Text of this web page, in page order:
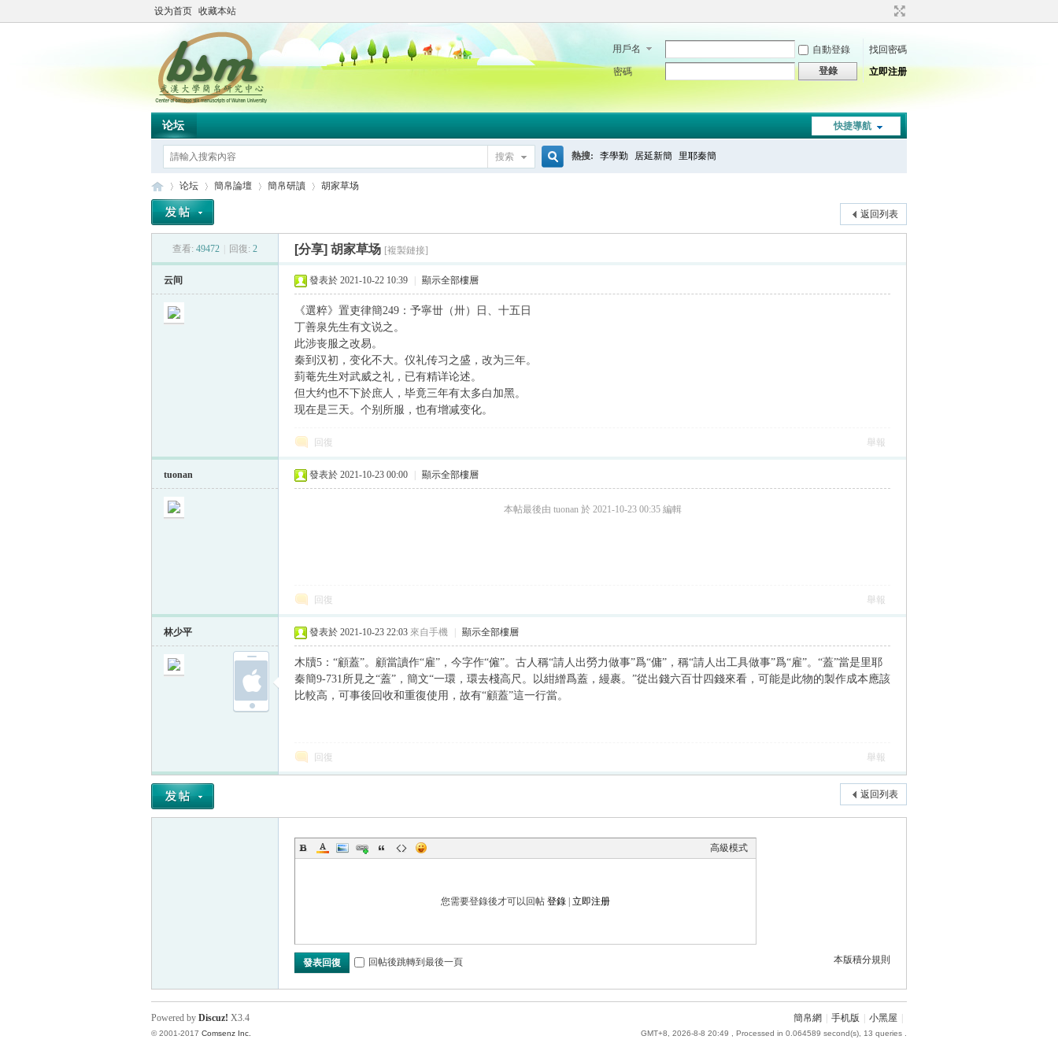
设为首页 收藏本站
用戶名 自動登錄
找回密碼
密碼
登錄 立即注册
快捷導航
论坛
搜索 熱搜: 李學勤 居延新簡 里耶秦簡
论坛
›
簡帛論壇
›
簡帛研讀
›
胡家草场
返回列表
查看: 49472 回復: 2 [分享] 胡家草场 [複製鏈接]
云间 發表於 2021-10-22 10:39 顯示全部樓層
《選粹》置吏律簡249：予寧丗（卅）日、十五日
丁善泉先生有文说之。
此涉丧服之改易。
秦到汉初，变化不大。仪礼传习之盛，改为三年。
菿菴先生对武威之礼，已有精详论述。
但大约也不下於庶人，毕竟三年有太多白加黑。
现在是三天。个别所服，也有增减变化。
回復 舉報
tuonan 發表於 2021-10-23 00:00 顯示全部樓層
本帖最後由 tuonan 於 2021-10-23 00:35 編輯
回復 舉報
林少平 發表於 2021-10-23 22:03 來自手機 顯示全部樓層
木牘5：“顧蓋”。顧當讀作“雇”，今字作“僱”。古人稱“請人出勞力做事”爲“傭”，稱“請人出工具做事”爲“雇”。“蓋”當是里耶
秦簡9-731所見之“蓋”，簡文“一環，環去棧高尺。以紺繒爲蓋，縵裹。”從出錢六百廿四錢來看，可能是此物的製作成本應該
比較高，可事後回收和重復使用，故有“顧蓋”這一行當。
回復 舉報
返回列表
高級模式
您需要登錄後才可以回帖 登錄 立即注册
本版積分規則
發表回復 回帖後跳轉到最後一頁
簡帛網 手机版 小黑屋
GMT+8, 2026-8-8 20:49 , Processed in 0.064589 second(s), 13 queries .
Powered by Discuz! X3.4
© 2001-2017 Comsenz Inc.